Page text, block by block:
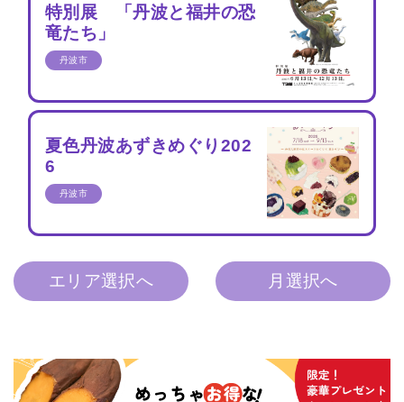
特別展 「丹波と福井の恐
竜たち」
丹波市
夏色丹波あずきめぐり202
6
丹波市
エリア選択へ 月選択へ